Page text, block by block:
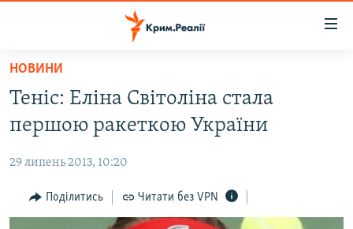
Перейти
основного
матеріалу
Перейти
до
навігації
Перейти
ВІДЕО ТА ФОТО
ПОЛІТИКА
БЛОГИ
НОВИНИ
Теніс: Еліна Світоліна стала
першою ракеткою України
29 липень 2013, 10:20
Поділитись Читати без VPN